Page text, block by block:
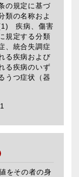
の規定に基づ
類の名称およ
(1) 疾病、傷害
規定する分類
、統合失調症
る疾病および
る疾病のいず
うつ症状（器
をその者の身